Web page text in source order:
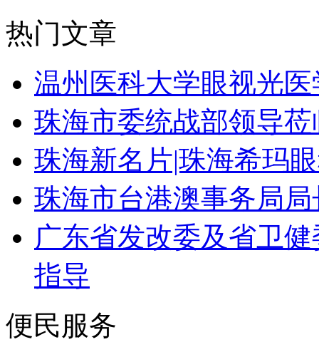
热门文章
温州医科大学眼视光
珠海市委统战部领导
珠海新名片|珠海希玛
珠海市台港澳事务局
广东省发改委及省卫
指导
便民服务